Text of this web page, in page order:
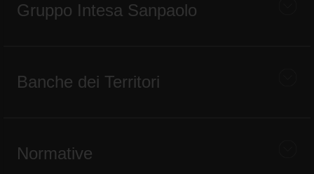
Gruppo Intesa Sanpaolo
Banche dei Territori
Normative